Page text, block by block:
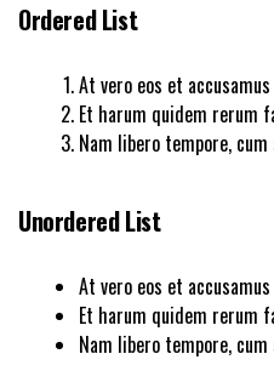
Ordered List
At vero eos et
Et harum quidem rerum
Nam libero tempore,
Unordered List
At vero eos et
Et harum quidem rerum
Nam libero tempore,